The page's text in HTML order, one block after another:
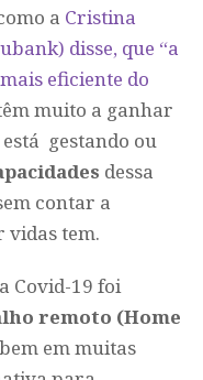
a Cristina
disse, que “a
eficiente do
muito a ganhar
gestando ou
dessa
contar a
tem.
Covid-19 foi
remoto (Home
em muitas